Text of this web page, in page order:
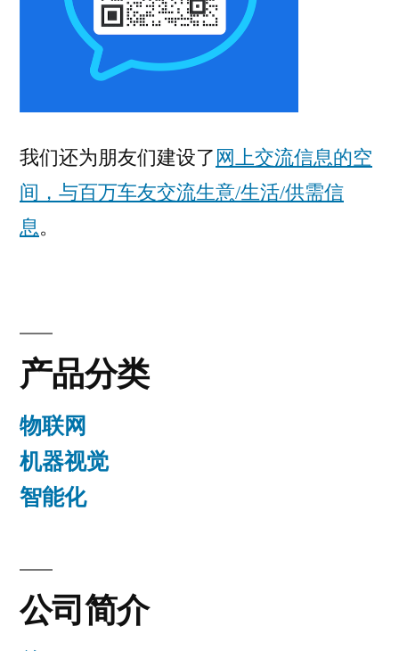
我们还为朋友们建设了 网上交流信息的空
间，与百万车友交流生意/生活/供需信
息。
产品分类
物联网
机器视觉
智能化
公司简介